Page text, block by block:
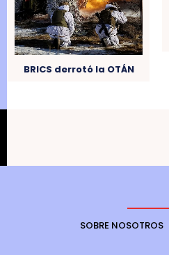
BRICS derrotó la OTÁN
SOBRE NOSOTROS